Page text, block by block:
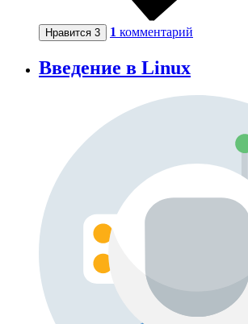
Нравится 3 1 комментарий
Введение в Linux